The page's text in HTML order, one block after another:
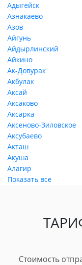
Адыгейск
Азнакаево
Азов
Айгунь
Айдырлинский
Айкино
Ак-Довурак
Акбулак
Аксай
Аксаково
Аксарка
Аксеново-Зиловское
Аксубаево
Акташ
Акуша
Алагир
Показать все
Стоимость